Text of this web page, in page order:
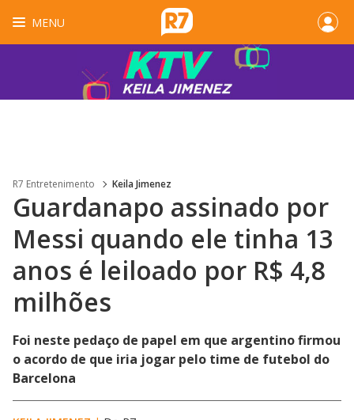
MENU
R7 Entretenimento Keila Jimenez
Guardanapo assinado por
Messi quando ele tinha 13
anos é leiloado por R$ 4,8
milhões
Foi neste pedaço de papel em que argentino firmou
o acordo de que iria jogar pelo time de futebol do
Barcelona